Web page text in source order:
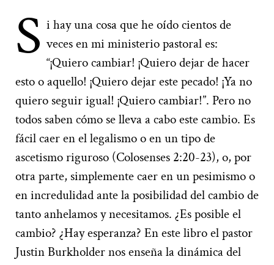
S i hay una cosa que he oído cientos de
veces en mi ministerio pastoral es:
“¡Quiero cambiar! ¡Quiero dejar de hacer
esto o aquello! ¡Quiero dejar este pecado! ¡Ya no
quiero seguir igual! ¡Quiero cambiar!”. Pero no
todos saben cómo se lleva a cabo este cambio. Es
fácil caer en el legalismo o en un tipo de
ascetismo riguroso (Colosenses 2:20-23), o, por
otra parte, simplemente caer en un pesimismo o
en incredulidad ante la posibilidad del cambio de
tanto anhelamos y necesitamos. ¿Es posible el
cambio? ¿Hay esperanza? En este libro el pastor
Justin Burkholder nos enseña la dinámica del